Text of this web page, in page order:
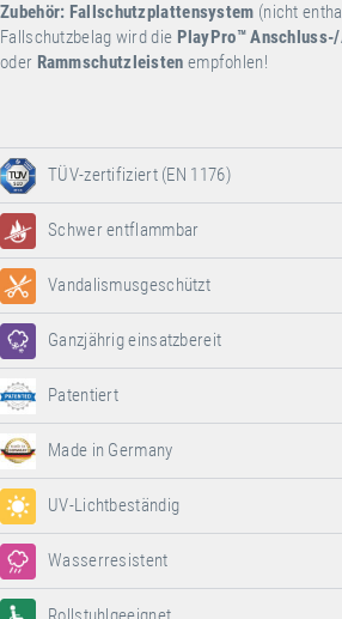
Zubehör: Fallschutzplattensystem (nicht
Fallschutzbelag wird die PlayPro™
oder Rammschutzleisten empfohlen!
TÜV-zertifiziert (EN 1176)
Schwer entflammbar
Vandalismusgeschützt
Ganzjährig einsatzbereit
Patentiert
Made in Germany
UV-Lichtbeständig
Wasserresistent